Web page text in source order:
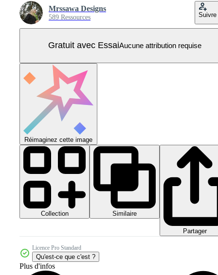
Mrssawa Designs
589 Ressources Suivre
Gratuit avec EssaiAucune attribution requise
Réimaginez cette image
Collection Similaire
Partager
Licence Pro Standard
Qu'est-ce que c'est ?
Plus d'infos